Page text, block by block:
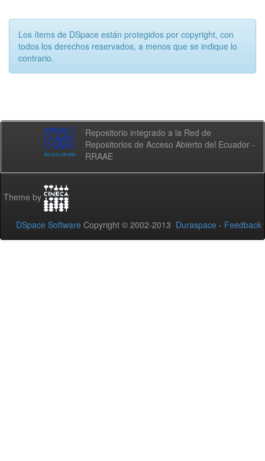
Los ítems de DSpace están protegidos por copyright, con
todos los derechos reservados, a menos que se indique lo
contrario.
Repositorio integrado a la Red de
Repositorios de Acceso Abierto del Ecuador -
RRAAE
Theme by
DSpace Software Copyright © 2002-2013 Duraspace - Feedback